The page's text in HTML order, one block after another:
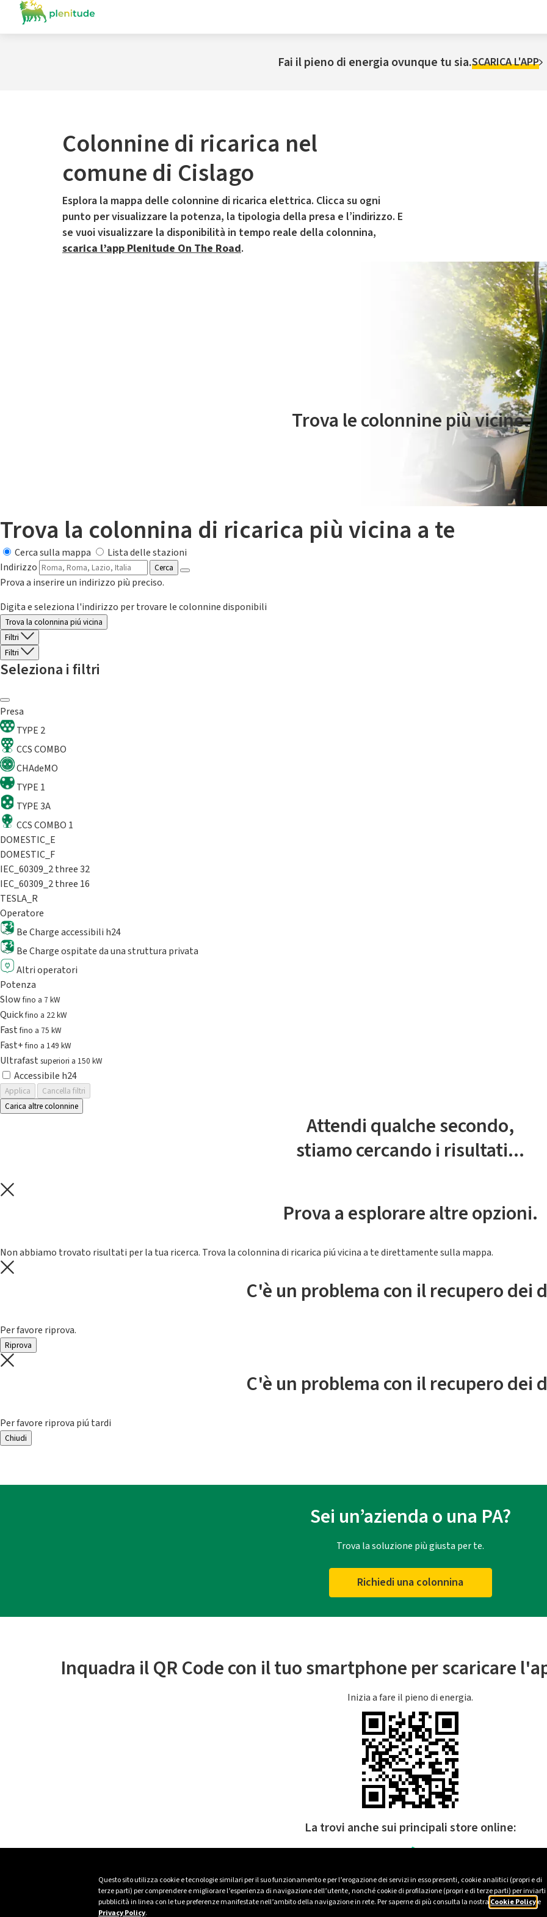
Questo sito utilizza cookie e tecnologie similari per il suo funzionamento e per l’erogazione dei servizi in esso presenti, cookie analitici (propri e di
terze parti) per comprendere e migliorare l’esperienza di navigazione dell’utente, nonché cookie di profilazione (propri e di terze parti) per inviarti
pubblicità in linea con le tue preferenze manifestate nell’ambito della navigazione in rete. Per saperne di più consulta la nostra Cookie Policye
Privacy Policy.
Fai il pieno di energia ovunque tu sia.SCARICA L'APP
Colonnine di ricarica nel
comune di Cislago
Esplora la mappa delle colonnine di ricarica elettrica. Clicca su ogni
punto per visualizzare la potenza, la tipologia della presa e l’indirizzo. E
se vuoi visualizzare la disponibilità in tempo reale della colonnina,
scarica l’app Plenitude On The Road.
Il servizio di mobilità elettrica è gestito da Plenitude On The Road
Trova le colonnine più vicine.
Trova la colonnina di ricarica più vicina a te
Cerca sulla mappa
Lista delle stazioni
Indirizzo
Cerca
Prova a inserire un indirizzo più preciso.
Digita e seleziona l'indirizzo per trovare le colonnine disponibili
Trova la colonnina piú vicina
Filtri
Filtri
Seleziona i filtri
Presa
TYPE 2
CCS COMBO
CHAdeMO
TYPE 1
TYPE 3A
CCS COMBO 1
DOMESTIC_E
DOMESTIC_F
IEC_60309_2 three 32
IEC_60309_2 three 16
TESLA_R
Operatore
Be Charge accessibili h24
Be Charge ospitate da una struttura privata
Altri operatori
Potenza
Slowfino a 7 kW
Quickfino a 22 kW
Fastfino a 75 kW
Fast+fino a 149 kW
Ultrafast superiori a 150 kW
Accessibile h24
Applica
Cancella filtri
Carica altre colonnine
Attendi qualche secondo,
stiamo cercando i risultati...
Prova a esplorare altre opzioni.
Non abbiamo trovato risultati per la tua ricerca. Trova la colonnina di ricarica piú vicina a te direttamente sulla mappa.
C'è un problema con il recupero dei
Per favore riprova.
Riprova
C'è un problema con il recupero dei
Per favore riprova piú tardi
Chiudi
Sei un’azienda o una PA?
Trova la soluzione più giusta per te.
Richiedi una colonnina
Inquadra il QR Code con il tuo smartphone per scaricare
Inizia a fare il pieno di energia.
La trovi anche sui principali store online: